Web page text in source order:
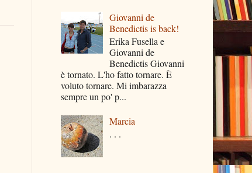
Giovanni de
Benedictis is back!
Erika Fusella e
Giovanni de
Benedictis Giovanni
è tornato. L'ho fatto tornare. È
voluto tornare. Mi imbarazza
sempre un po' p...
Marcia
. . .